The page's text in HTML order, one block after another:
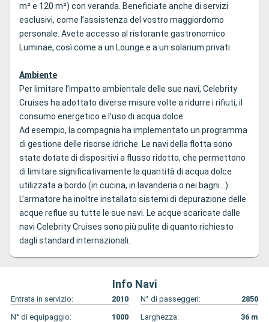
m² e 120 m²) con veranda. Beneficiate anche di servizi
esclusivi, come l’assistenza del vostro maggiordomo
personale. Avete accesso al ristorante gastronomico
Luminae, così come a un Lounge e a un solarium privati.
Ambiente
Per limitare l’impatto ambientale delle sue navi, Celebrity
Cruises ha adottato diverse misure volte a ridurre i rifiuti, il
consumo energetico e l’uso di acqua dolce.
Ad esempio, la compagnia ha implementato un programma
di gestione delle risorse idriche. Le navi della flotta sono
state dotate di dispositivi a flusso ridotto, che permettono
di limitare significativamente la quantità di acqua dolce
utilizzata a bordo (in cucina, in lavanderia o nei bagni…).
L’armatore ha inoltre installato sistemi di depurazione delle
acque reflue su tutte le sue navi. Le acque scaricate dalle
navi Celebrity Cruises sono più pulite di quanto richiesto
dagli standard internazionali.
Info Navi
Entrata in servizio: 2010 N° di passeggeri:
2850
N° di equipaggio:
1000 Larghezza: 36 m